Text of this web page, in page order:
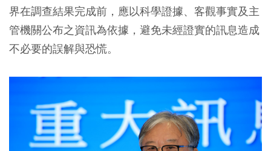
界在調查結果完成前，應以科學證據、客觀事實及主
管機關公布之資訊為依據，避免未經證實的訊息造成
不必要的誤解與恐慌。